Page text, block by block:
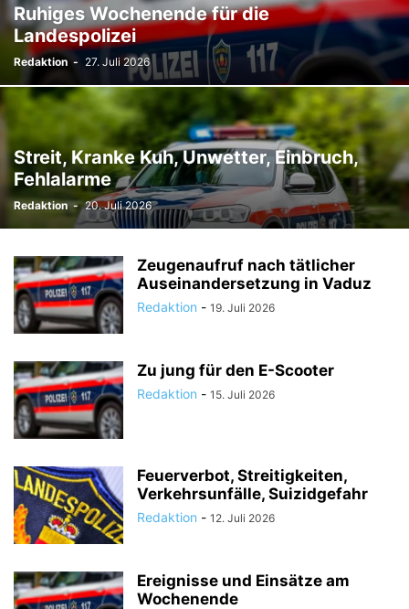
TODESFÄLLE TOURISMUS UMFRAGE
ÜSERE WORZLA - HISTORISCHES
WIRTSCHAFTS:ZEIT
Ruhiges Wochenende für die
Landespolizei
Redaktion - 27. Juli 2026
Streit, Kranke Kuh, Unwetter, Einbruch,
Fehlalarme
Redaktion - 20. Juli 2026
Zeugenaufruf nach tätlicher
Auseinandersetzung in Vaduz
Redaktion - 19. Juli 2026
Zu jung für den E-Scooter
Redaktion - 15. Juli 2026
Feuerverbot, Streitigkeiten,
Verkehrsunfälle, Suizidgefahr
Redaktion - 12. Juli 2026
Ereignisse und Einsätze am
Wochenende